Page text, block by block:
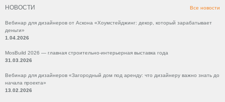
НОВОСТИ Все новости
Вебинар для дизайнеров от Аскона «Хоумстейджинг: декор, который зарабатывает
деньги»
1.04.2026
MosBuild 2026 — главная строительно-интерьерная выставка года
31.03.2026
Вебинар для дизайнеров «Загородный дом под аренду: что дизайнеру важно знать до
начала проекта»
13.02.2026